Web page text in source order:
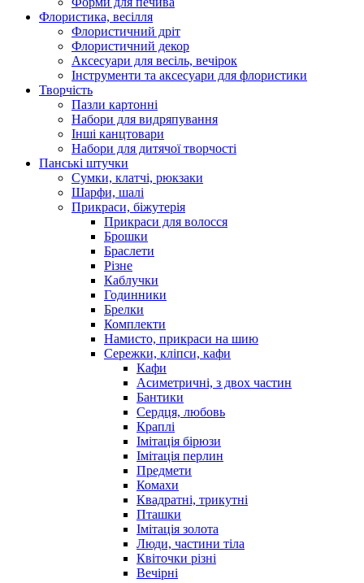
Флористика, весілля
Флористичний дріт
Флористичний декор
Аксесуари для весіль, вечірок
Інструменти та аксесуари для флористики
Творчість
Пазли картонні
Набори для видряпування
Інші канцтовари
Набори для дитячої творчості
Панські штучки
Сумки, клатчі, рюкзаки
Шарфи, шалі
Прикраси, біжутерія
Прикраси для волосся
Брошки
Браслети
Різне
Каблучки
Годинники
Брелки
Комплекти
Намисто, прикраси на шию
Сережки, кліпси, кафи
Кафи
Асиметричні, з двох частин
Бантики
Сердця, любовь
Краплі
Імітація бірюзи
Імітація перлин
Предмети
Комахи
Квадратні, трикутні
Пташки
Імітація золота
Люди, частини тіла
Квіточки різні
Вечірні